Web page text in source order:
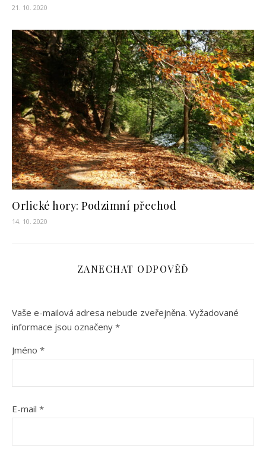
21. 10. 2020
Orlické hory: Podzimní přechod
14. 10. 2020
ZANECHAT ODPOVĚĎ
Vaše e-mailová adresa nebude zveřejněna. Vyžadované
informace jsou označeny *
Jméno *
E-mail *